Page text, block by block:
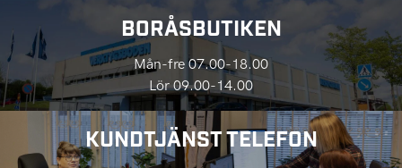
BORÅSBUTIKEN
Mån-fre 07.00-18.00
Lör 09.00-14.00
KUNDTJÄNST TELEFON